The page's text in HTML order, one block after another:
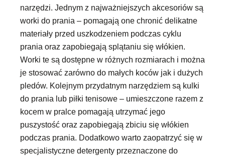
narzędzi. Jednym z najważniejszych akcesoriów są
worki do prania – pomagają one chronić delikatne
materiały przed uszkodzeniem podczas cyklu
prania oraz zapobiegają splątaniu się włókien.
Worki te są dostępne w różnych rozmiarach i można
je stosować zarówno do małych koców jak i dużych
pledów. Kolejnym przydatnym narzędziem są kulki
do prania lub piłki tenisowe – umieszczone razem z
kocem w pralce pomagają utrzymać jego
puszystość oraz zapobiegają zbiciu się włókien
podczas prania. Dodatkowo warto zaopatrzyć się w
specjalistyczne detergenty przeznaczone do